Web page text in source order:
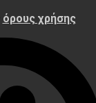
όρους χρήσης